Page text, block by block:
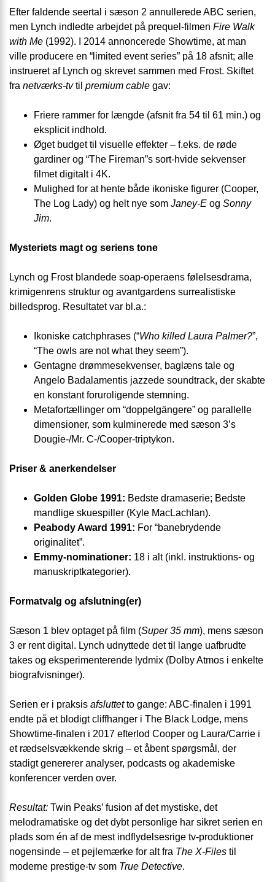
Efter faldende seertal i sæson 2 annullerede ABC serien,
men Lynch indledte arbejdet på prequel-filmen Fire Walk
with Me (1992). I 2014 annoncerede Showtime, at man
ville producere en “limited event series” på 18 afsnit; alle
instrueret af Lynch og skrevet sammen med Frost. Skiftet
fra netværks-tvtil premium cable gav:
Friere rammer for længde (afsnit fra 54 til 61 min.) og
eksplicit indhold.
Øget budget til visuelle effekter – f.eks. de røde
gardiner og “The Fireman”s sort-hvide sekvenser
filmet digitalt i 4K.
Mulighed for at hente både ikoniske figurer (Cooper,
The Log Lady) og helt nye som Janey-E og Sonny
Jim.
Mysteriets magt og seriens tone
Lynch og Frost blandede soap-operaens følelsesdrama,
krimigenrens struktur og avantgardens surrealistiske
billedsprog. Resultatet var bl.a.:
Ikoniske catchphrases (“Who killed Laura Palmer?”,
“The owls are not what they seem”).
Gentagne drømmesekvenser, baglæns tale og
Angelo Badalamentis jazzede soundtrack, der skabte
en konstant foruroligende stemning.
Metafortællinger om “doppelgängere” og parallelle
dimensioner, som kulminerede med sæson 3’s
Dougie-/Mr. C-/Cooper-triptykon.
Priser & anerkendelser
Golden Globe 1991: Bedste dramaserie; Bedste
mandlige skuespiller (Kyle MacLachlan).
Peabody Award 1991: For “banebrydende
originalitet”.
Emmy-nominationer: 18 i alt (inkl. instruktions- og
manuskriptkategorier).
Formatvalg og afslutning(er)
Sæson 1 blev optaget på film (Super 35 mm), mens sæson
3 er rent digital. Lynch udnyttede det til lange uafbrudte
takes og eksperimenterende lydmix (Dolby Atmos i enkelte
biografvisninger).
Serien er i praksis afsluttetto gange: ABC-finalen i 1991
endte på et blodigt cliffhanger i The Black Lodge, mens
Showtime-finalen i 2017 efterlod Cooper og Laura/Carrie i
et rædselsvækkende skrig – et åbent spørgsmål, der
stadigt genererer analyser, podcasts og akademiske
konferencer verden over.
Resultat: Twin Peaks’ fusion af det mystiske, det
melodramatiske og det dybt personlige har sikret serien en
plads som én af de mest indflydelsesrige tv-produktioner
nogensinde – et pejlemærke for alt fra The X-Files til
moderne prestige-tv som True Detective.